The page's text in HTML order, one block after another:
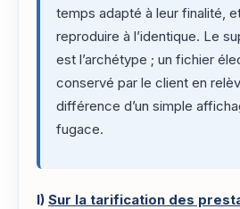
temps adapté à leur finalité,
reproduire à l’identique. Le
est l’archétype ; un fichier
conservé par le client en
différence d’un simple
fugace.
I) Sur la tarification des